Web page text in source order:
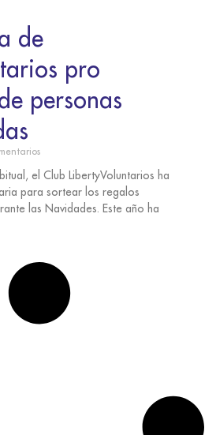
de
pro
personas
el Club LibertyVoluntarios ha
para sortear los regalos
las Navidades. Este año ha